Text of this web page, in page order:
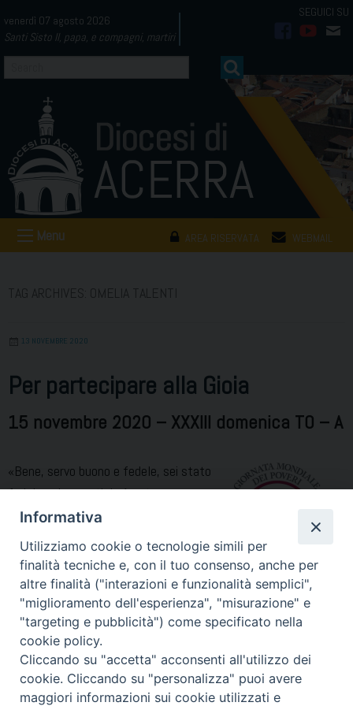
to
content
venerdì 07 agosto 2026
Santi Sisto II, papa, e compagni, martiri
AREA RISERVATA WEBMAIL
Menu
13 NOVEMBRE 2020
Per partecipare alla Gioia
15 novembre 2020 – XXXIII domenica TO – A
«Bene, servo buono e fedele, sei stato
fedele nel poco, ti darò potere su
molto; prendi parte alla gioia del tuo
padrone». È bene ribadire subito
queste bellissime e consolanti parole
del padrone per non dimenticarle fermandoci solo su quelle che
dice al terzo servo, col rischio di non tener conto di quanto sia
buono questo padrone. Parte per un viaggio e si fida così …
Continue readingPer
partecipare
alla
Informativa
Utilizziamo cookie o tecnologie simili per
finalità tecniche e, con il tuo consenso, anche per
altre finalità ("interazioni e funzionalità semplici",
"miglioramento dell'esperienza", "misurazione" e
"targeting e pubblicità") come specificato nella
cookie policy.
Cliccando su "accetta" acconsenti all'utilizzo dei
cookie. Cliccando su "personalizza" puoi avere
maggiori informazioni sui cookie utilizzati e